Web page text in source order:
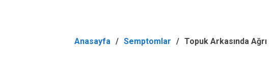
Anasayfa Semptomlar Topuk Arkasında Ağrı